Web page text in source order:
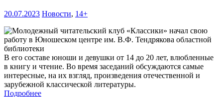
20.07.2023 Новости, 14+
В его составе юноши и девушки от 14 до 20 лет, влюбленные
в книгу и чтение. Во время заседаний обсуждаются самые
интересные, на их взгляд, произведения отечественной и
зарубежной классической литературы.
Подробнее